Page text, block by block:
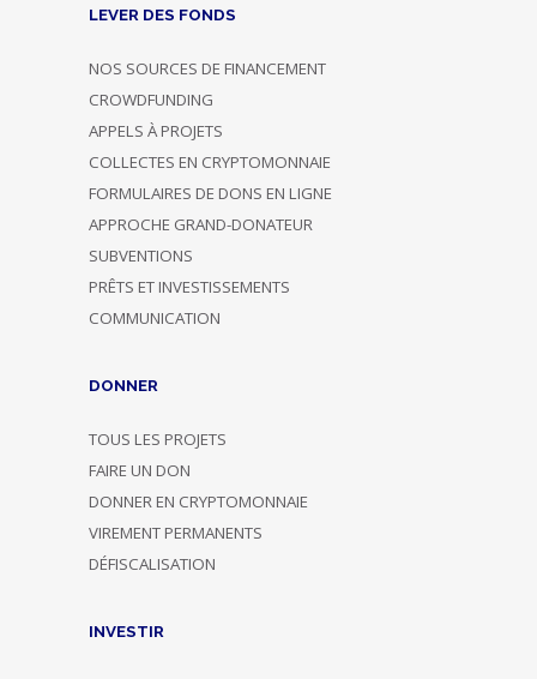
LEVER DES FONDS
NOS SOURCES DE FINANCEMENT
CROWDFUNDING
APPELS À PROJETS
COLLECTES EN CRYPTOMONNAIE
FORMULAIRES DE DONS EN LIGNE
APPROCHE GRAND-DONATEUR
SUBVENTIONS
PRÊTS ET INVESTISSEMENTS
COMMUNICATION
DONNER
TOUS LES PROJETS
FAIRE UN DON
DONNER EN CRYPTOMONNAIE
VIREMENT PERMANENTS
DÉFISCALISATION
INVESTIR